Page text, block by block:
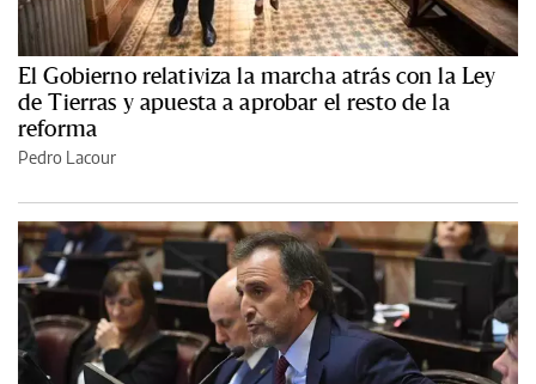
El Gobierno relativiza la marcha atrás con la Ley
de Tierras y apuesta a aprobar el resto de la
reforma
Pedro Lacour